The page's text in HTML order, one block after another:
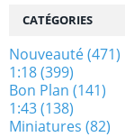
CATÉGORIES
Nouveauté(471)
1:18(399)
Bon Plan (141)
1:43(138)
Miniatures (82)